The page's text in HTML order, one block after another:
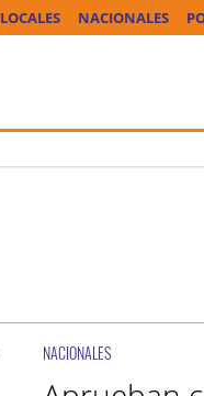
LOCALES NACIONALES
NACIONALES